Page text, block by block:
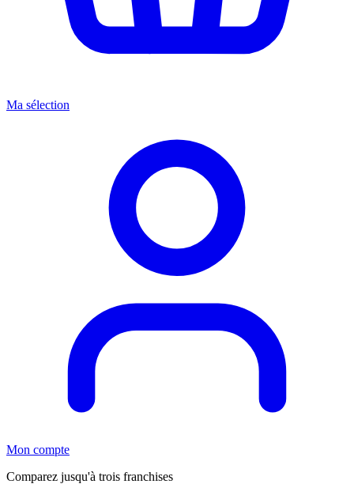
Ma sélection
Mon compte
Comparez jusqu'à trois franchises